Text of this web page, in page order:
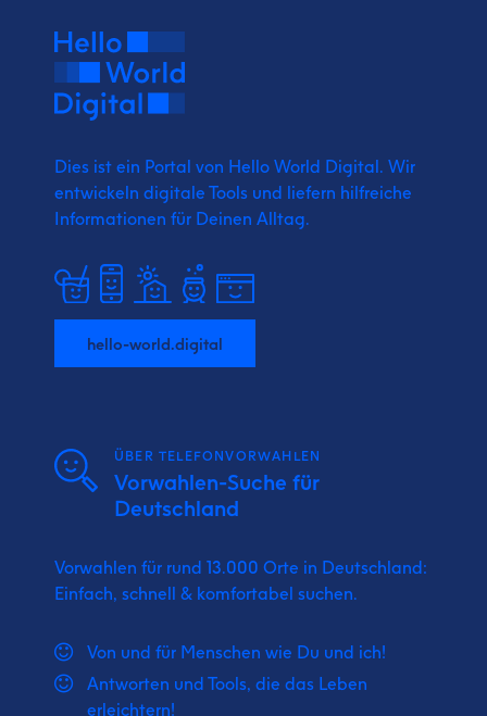
Dies ist ein Portal von Hello World Digital. Wir
entwickeln digitale Tools und liefern hilfreiche
Informationen für Deinen Alltag.
hello-world.digital
ÜBER TELEFONVORWAHLEN
Vorwahlen-Suche für
Deutschland
Vorwahlen für rund 13.000 Orte in Deutschland:
Einfach, schnell & komfortabel suchen.
Von und für Menschen wie Du und ich!
Antworten und Tools, die das Leben
erleichtern!